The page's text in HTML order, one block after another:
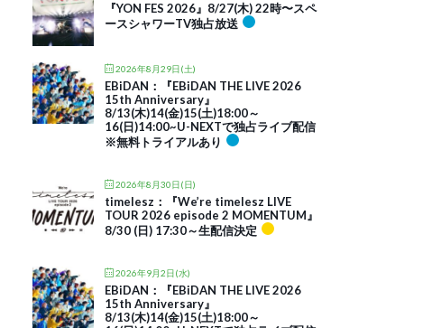
『YON FES 2026』8/27(木) 22時〜スペ
ースシャワーTV独占放送
2026年8月29日(土)
EBiDAN：『EBiDAN THE LIVE 2026
15th Anniversary』
8/13(木)14(金)15(土)18:00～
16(日)14:00~U-NEXTで独占ライブ配信
※無料トライアルあり
2026年8月30日(日)
timelesz：『We’re timelesz LIVE
TOUR 2026 episode 2 MOMENTUM』
8/30 (日) 17:30～生配信決定
2026年9月2日(水)
EBiDAN：『EBiDAN THE LIVE 2026
15th Anniversary』
8/13(木)14(金)15(土)18:00～